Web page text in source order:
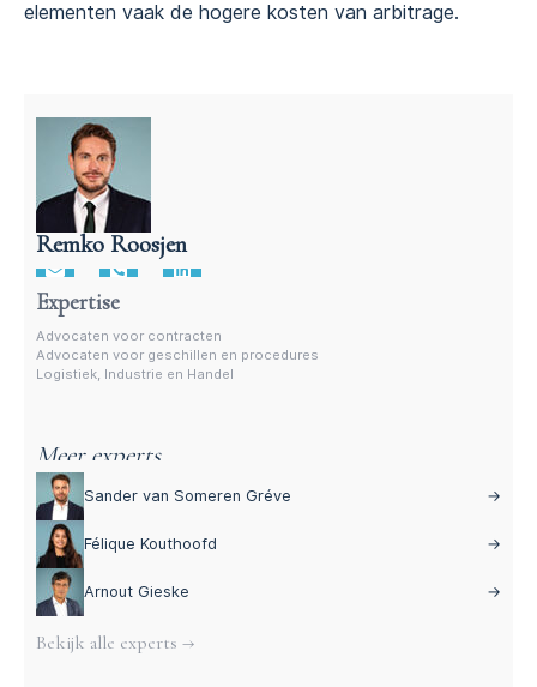
elementen vaak de hogere kosten van arbitrage.
Remko Roosjen
Advocaat voor procedures
Expertise
Advocaten voor contracten
Advocaten voor geschillen en procedures
Logistiek, Industrie en Handel
Meer experts
Sander van Someren Gréve →
Félique Kouthoofd →
Arnout Gieske →
Bekijk alle experts →